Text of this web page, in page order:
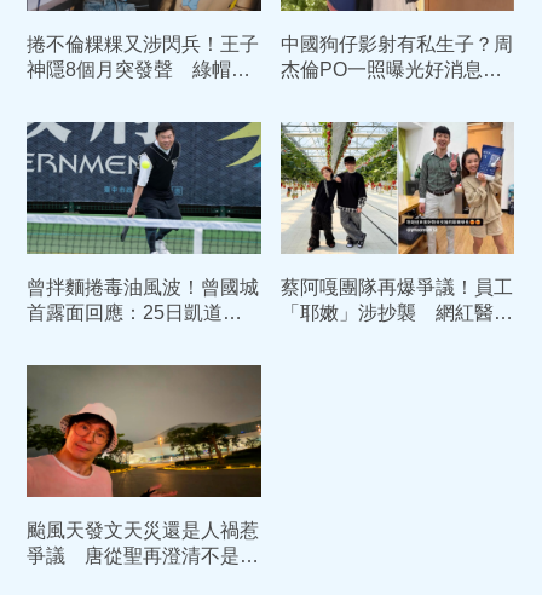
捲不倫粿粿又涉閃兵！王子
神隱8個月突發聲 綠帽夫
家」
中國狗仔影射有私生子？周
杰倫PO一照曝光好消息
曾拌麵捲毒油風波！曾國城
首露面回應：25日凱道遊
蔡阿嘎團隊再爆爭議！員工
「耶嫩」涉抄襲 網紅醫提
颱風天發文天災還是人禍惹
爭議 唐從聖再澄清不是針